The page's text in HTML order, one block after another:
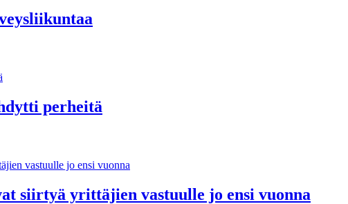
perheitä
siirtyä yrittäjien vastuulle jo ensi vuonna